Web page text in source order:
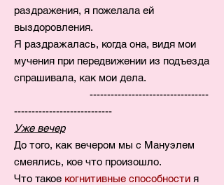
раздражения, я пожелала ей
выздоровления.
Я раздражалась, когда она, видя мои
мучения при передвижении из подъезда
спрашивала, как мои дела.
----------------------------------
----------------------------
Уже вечер
До того, как вечером мы с Мануэлем
смеялись, кое что произошло.
Что такое когнитивные способности я